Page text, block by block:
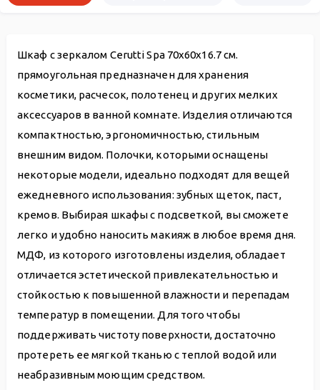
Шкаф с зеркалом Cerutti Spa 70x60x16.7 см.
прямоугольная предназначен для хранения
косметики, расчесок, полотенец и других мелких
аксессуаров в ванной комнате. Изделия отличаются
компактностью, эргономичностью, стильным
внешним видом. Полочки, которыми оснащены
некоторые модели, идеально подходят для вещей
ежедневного использования: зубных щеток, паст,
кремов. Выбирая шкафы с подсветкой, вы сможете
легко и удобно наносить макияж в любое время дня.
МДФ, из которого изготовлены изделия, обладает
отличается эстетической привлекательностью и
стойкостью к повышенной влажности и перепадам
температур в помещении. Для того чтобы
поддерживать чистоту поверхности, достаточно
протереть ее мягкой тканью с теплой водой или
неабразивным моющим средством.